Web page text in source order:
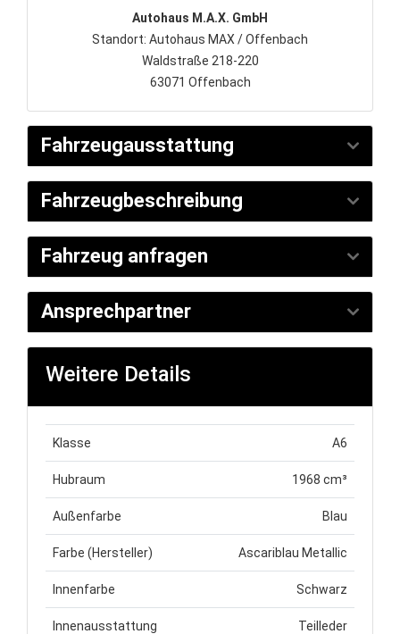
Autohaus M.A.X. GmbH
Standort: Autohaus MAX / Offenbach
Waldstraße 218-220
63071 Offenbach
Fahrzeugausstattung
Fahrzeugbeschreibung
Fahrzeug anfragen
Ansprechpartner
Weitere Details
Klasse A6
Hubraum 1968 cm³
Außenfarbe Blau
Farbe (Hersteller) Ascariblau Metallic
Innenfarbe Schwarz
Innenausstattung Teilleder